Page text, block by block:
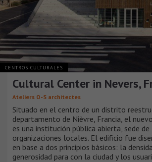
CENTROS CULTURALES
Cultural Center in Nevers,
Ateliers O-S architectes
Situado en el centro de un distrito
departamento de Nièvre, Francia, el
es una institución pública abierta, sede de
organizaciones locales. El edificio fue
en base a dos principios básicos: la
generosidad para con la ciudad y los